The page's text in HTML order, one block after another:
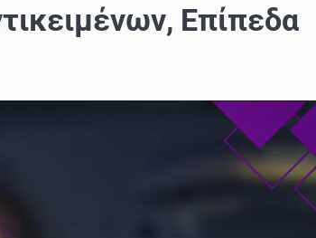
Επίπεδα